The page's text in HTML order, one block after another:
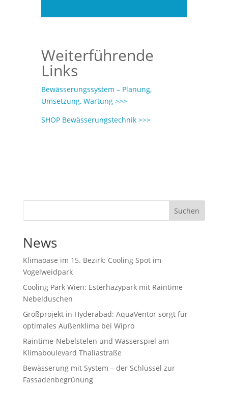
Weiterführende
Links
Bewässerungssystem – Planung,
Umsetzung, Wartung >>>
SHOP Bewässerungstechnik >>>
Suchen
News
Klimaoase im 15. Bezirk: Cooling Spot im
Vogelweidpark
Cooling Park Wien: Esterhazypark mit Raintime
Nebelduschen
Großprojekt in Hyderabad: AquaVentor sorgt für
optimales Außenklima bei Wipro
Raintime-Nebelstelen und Wasserspiel am
Klimaboulevard Thaliastraße
Bewässerung mit System – der Schlüssel zur
Fassadenbegrünung